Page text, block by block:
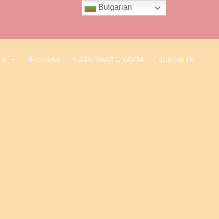
НОВИНИ ПАЗАРУВАЙ С КАУЗА КОНТАКТИ
Bulgarian